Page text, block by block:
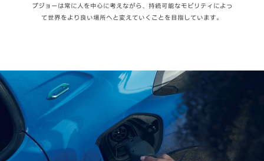
プジョーは常に人を中心に考えながら、持続可能なモビリティによっ
て世界をより良い場所へと変えていくことを目指しています。